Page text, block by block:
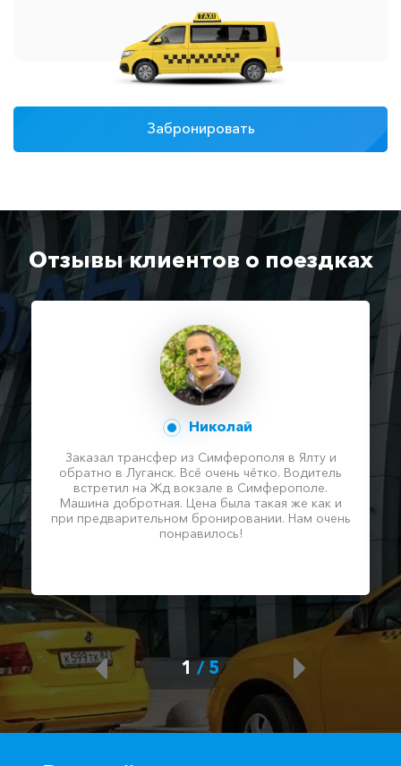
Забронировать
Отзывы клиентов о поездках
Николай
Заказал трансфер из Симферополя в Ялту и
обратно в Луганск. Всё очень чётко. Водитель
встретил на Жд вокзале в Симферополе.
Машина добротная. Цена была такая же как и
при предварительном бронировании. Нам очень
понравилось!
1 /5